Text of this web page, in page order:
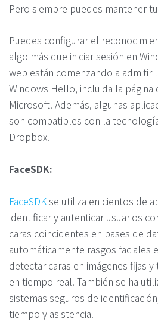
Pero siempre puedes mantener
Puedes configurar el
algo más que iniciar sesión en
web están comenzando a admitir
Windows Hello, incluida la página
Microsoft. Además, algunas
son compatibles con la
Dropbox.
FaceSDK:
FaceSDKse utiliza en cientos de
identificar y autenticar usuarios
caras coincidentes en bases de
automáticamente rasgos faciales
detectar caras en imágenes fijas
en tiempo real. También se ha
sistemas seguros de
tiempo y asistencia.